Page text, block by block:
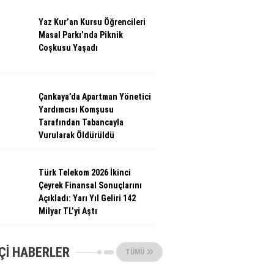
Yaz Kur’an Kursu Öğrencileri
Masal Parkı’nda Piknik
Coşkusu Yaşadı
Çankaya’da Apartman Yönetici
Yardımcısı Komşusu
Tarafından Tabancayla
Vurularak Öldürüldü
Türk Telekom 2026 İkinci
Çeyrek Finansal Sonuçlarını
Açıkladı: Yarı Yıl Geliri 142
Milyar TL’yi Aştı
HABERLER TÜMÜ